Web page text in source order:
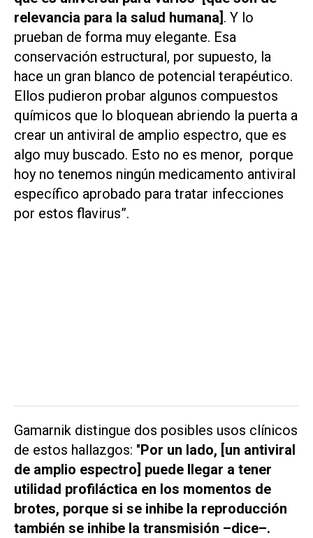
relevancia para la salud humana] . Y lo
prueban de forma muy elegante. Esa
conservación estructural, por supuesto, la
hace un gran blanco de potencial terapéutico.
Ellos pudieron probar algunos compuestos
químicos que lo bloquean abriendo la puerta a
crear un antiviral de amplio espectro, que es
algo muy buscado. Esto no es menor, porque
hoy no tenemos ningún medicamento antiviral
específico aprobado para tratar infecciones
por estos flavirus”.
Gamarnik distingue dos posibles usos clínicos
de estos hallazgos: "Por un lado, [un antiviral
de amplio espectro] puede llegar a tener
utilidad profiláctica en los momentos de
brotes, porque si se inhibe la reproducción
también se inhibe la transmisión –dice–.